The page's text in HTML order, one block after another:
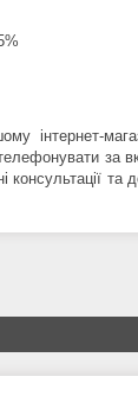
інтернет-
за
консультації та